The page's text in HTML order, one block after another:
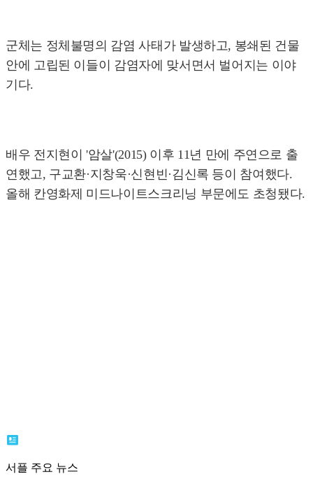
군체는 정체불명의 감염 사태가 발생하고, 봉쇄된 건물
안에 고립된 이들이 감염자에 맞서면서 벌어지는 이야
기다.
배우 전지현이 '암살'(2015) 이후 11년 만에 주연으로 출
연했고, 구교환·지창욱·신현빈·김신록 등이 참여했다.
올해 칸영화제 미드나이트스크리닝 부문에도 초청됐다.
서플 주요 뉴스